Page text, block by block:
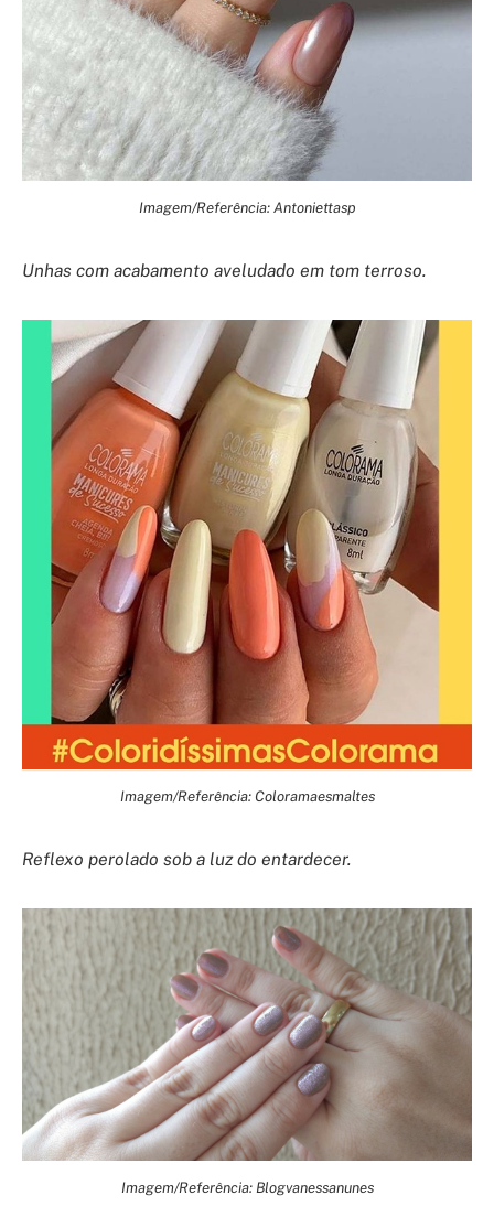
Imagem/Referência: Antoniettasp
Unhas com acabamento aveludado em tom terroso.
Imagem/Referência: Coloramaesmaltes
Reflexo perolado sob a luz do entardecer.
Imagem/Referência: Blogvanessanunes